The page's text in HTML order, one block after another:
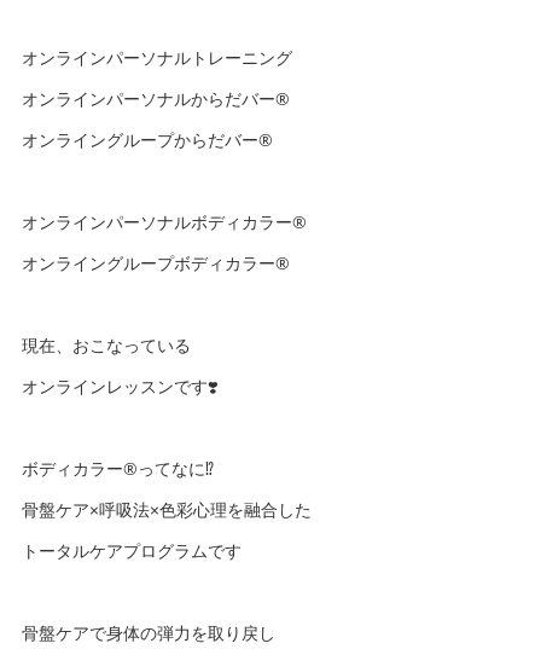
オンラインパーソナルトレーニング
オンラインパーソナルからだバー®️
オンライングループからだバー®️
オンラインパーソナルボディカラー®️
オンライングループボディカラー®️
現在、おこなっている
オンラインレッスンです❣️
ボディカラー®️ってなに⁉️
骨盤ケア×呼吸法×色彩心理を融合した
トータルケアプログラムです
骨盤ケアで身体の弾力を取り戻し